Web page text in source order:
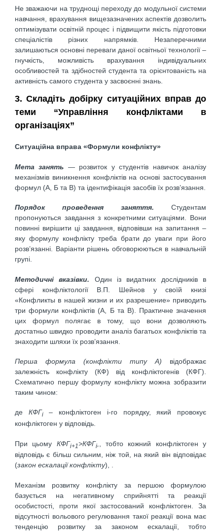
Не зважаючи на труднощі переходу до модульної системи
навчання, врахування вищезазначених аспектів дозволить
оптимізувати освітній процес і підвищити якість підготовки
спеціалістів різних напрямків. Незаперечними
залишаються основні переваги даної освітньої технології –
гнучкість, можливість врахування індивідуальних
особливостей та здібностей студента та орієнтованість на
активність самого студента у засвоєнні знань.
3. Складіть добірку ситуаційних вправ до
теми “Управління конфліктами в
організаціях”
Ситуаційна вправа «Формули конфлікту»
Мета занять — розвиток у студентів навичок аналізу
механізмів виникнення конфліктів на основі застосування
формул (А, Б та В) та ідентифікація засобів їх розв’язання.
Порядок проведення заняття. Студентам
пропонуються завдання з конкретними ситуаціями. Вони
повинні вирішити ці завдання, відповівши на запитання –
яку формулу конфлікту треба брати до уваги при його
розв’язанні. Варіанти рішень обговорюються в навчальній
групі.
Методичні вказівки. Один із видатних дослідників в
сфері конфліктології В.П. Шейнов у своїй книзі
«Конфликты в нашей жизни и их разрешение» приводить
три формули конфліктів (А, Б та В). Практичне значення
цих формул полягає в тому, що вони дозволяють
достатньо швидко проводити аналіз багатьох конфліктів та
знаходити шляхи їх розв’язання.
Перша формула (конфлікти типу А) відображає
залежність конфлікту (КФ) від конфліктогенів (КФГ).
Схематично першу формулу конфлікту можна зобразити
таким чином:
де КФГi
– конфліктоген i-го порядку, який провокує
конфліктоген у відповідь.
При цьому КФГi+1 >КФГi,
, тобто кожний конфліктоген у
відповідь є більш сильним, ніж той, на який він відповідає
(закон ескалації конфлікту), .
Механізм розвитку конфлікту за першою формулою
базується на негативному сприйнятті та реакції
особистості, проти якої застосований конфліктоген. За
відсутності вольового регулювання такої реакції вона має
тенденцію розвитку за законом ескалації, тобто